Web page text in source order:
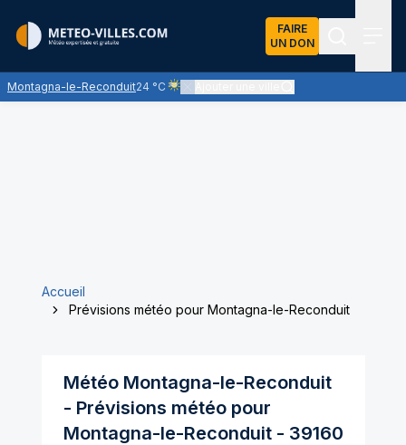
FAIRE
UN DON
Montagna-le-Reconduit24 °C
Ciel voilé par des nuages d'altitude,
Accueil
Prévisions météo pour Montagna-le-Reconduit
Météo Montagna-le-Reconduit
- Prévisions météo pour
Montagna-le-Reconduit- 39160